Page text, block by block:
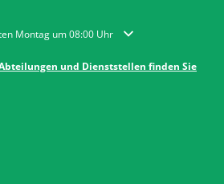
Schließzeiten auszublenden
Montag um 08:00 Uhr
und Dienststellen finden Sie